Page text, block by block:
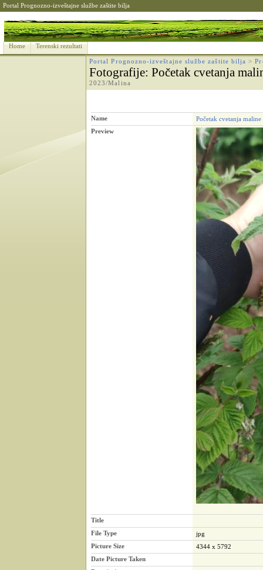
Portal Prognozno-izveštajne službe zaštite bilja
Home Terenski rezultati
Portal Prognozno-izveštajne službe zaštite bilja >
Fotografije: Početak cvetanja
2023/Malina
Name
Početak cvetanja maline
Preview
Title
File Type
jpg
Picture Size
4344 x 5792
Date Picture Taken